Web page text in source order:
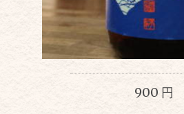
900 円